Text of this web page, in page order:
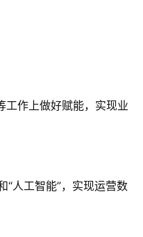
工作上做好赋能，实现业
“人工智能”，实现运营数